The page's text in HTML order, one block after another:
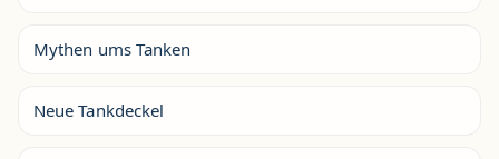
Mythen ums Tanken
Neue Tankdeckel